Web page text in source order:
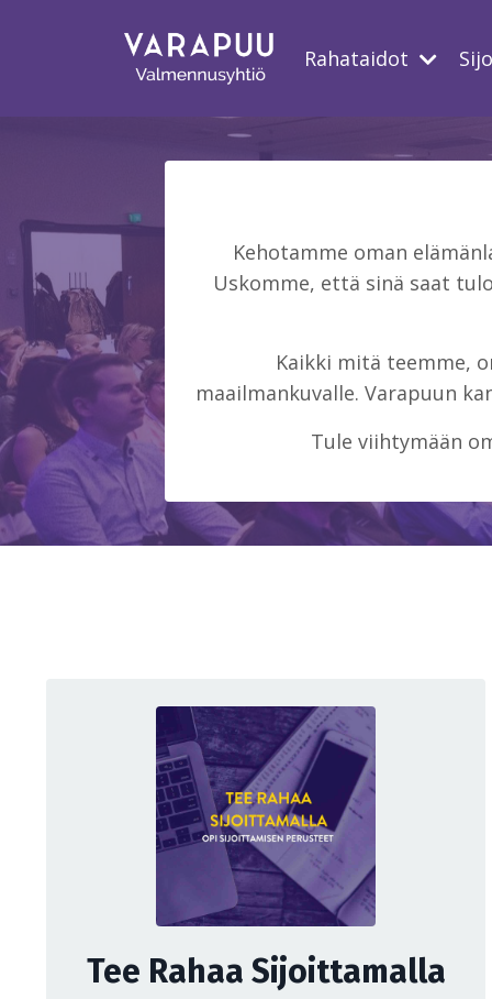
Rahataidot
Kehotamme oman
Uskomme, että sinä saat
Kaikki mitä teemme,
maailmankuvalle. Varapuun
Tule viihtymään
Tee Rahaa Sijoittamalla